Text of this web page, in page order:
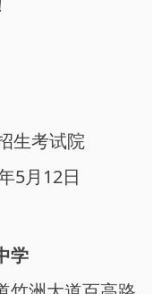
招生考试院
月12日
学